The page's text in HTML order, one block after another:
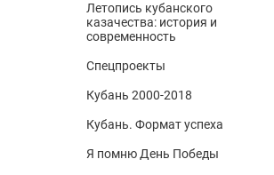
Летопись кубанского
казачества: история и
современность
Спецпроекты
Кубань 2000-2018
Кубань. Формат успеха
Я помню День Победы